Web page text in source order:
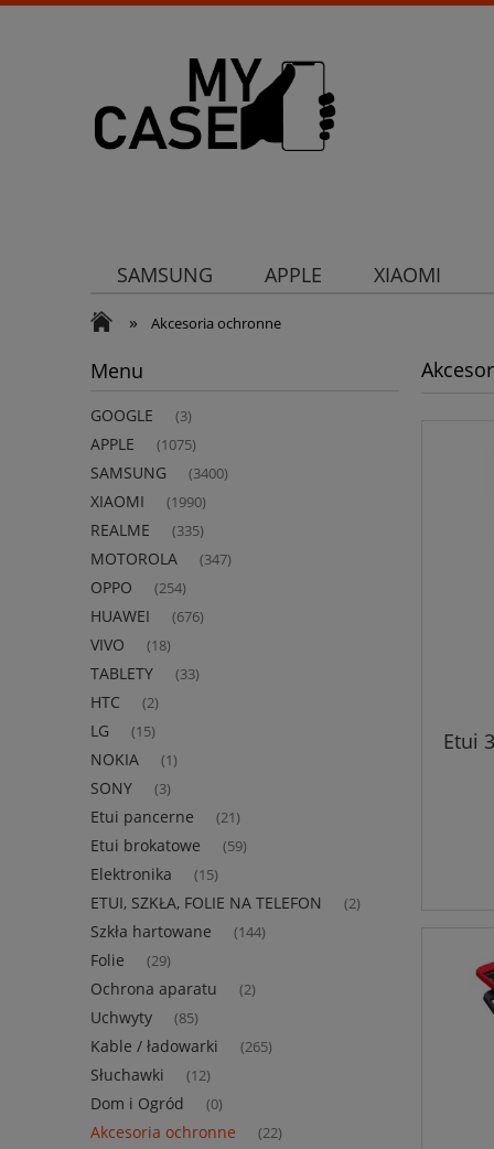
SAMSUNG APPLE XIAOMI
Uchwyty
Ochrona aparatu
» Akcesoria ochronne
Menu
GOOGLE (3)
APPLE (1075)
SAMSUNG (3400)
XIAOMI (1990)
REALME (335)
MOTOROLA (347)
OPPO (254)
HUAWEI (676)
VIVO (18)
TABLETY (33)
HTC (2)
LG (15)
NOKIA (1)
SONY (3)
Etui pancerne (21)
Etui brokatowe (59)
Elektronika (15)
ETUI, SZKŁA, FOLIE NA TELEFON (2)
Szkła hartowane (144)
Folie (29)
Ochrona aparatu (2)
Uchwyty (85)
Kable / ładowarki (265)
Słuchawki (12)
Dom i Ogród (0)
Akcesoria ochronne (22)
Etui